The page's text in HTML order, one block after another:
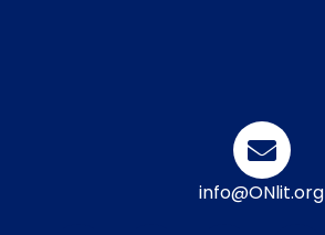
info@ONlit.org